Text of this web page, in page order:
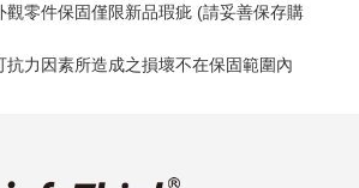
觀零件保固僅限新品瑕疵 (請妥善保存購
抗力因素所造成之損壞不在保固範圍內